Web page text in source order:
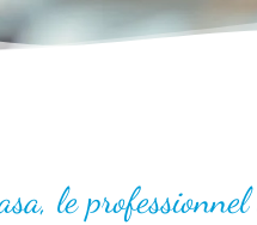
le professionnel